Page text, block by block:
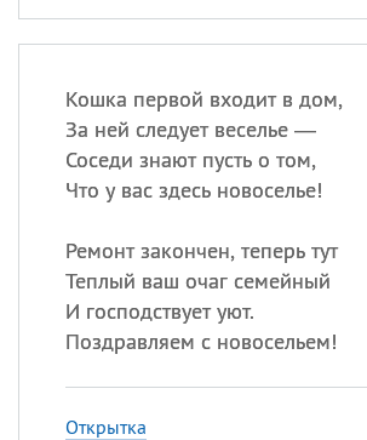
Кошка первой входит в дом,
За ней следует веселье —
Соседи знают пусть о том,
Что у вас здесь новоселье!
Ремонт закончен, теперь тут
Теплый ваш очаг семейный
И господствует уют.
Поздравляем с новосельем!
Открытка